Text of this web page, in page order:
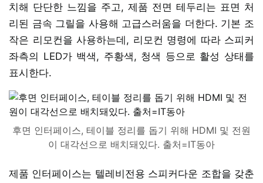
치해 단단한 느낌을 주고, 제품 전면 테두리는 표면 처
리된 금속 그릴을 사용해 고급스러움을 더한다. 기본 조
작은 리모컨을 사용하는데, 리모컨 명령에 따라 스피커
좌측의 LED가 백색, 주황색, 청색 등으로 활성 상태를
표시한다.
후면 인터페이스, 테이블 정리를 돕기 위해 HDMI 및 전원
이 대각선으로 배치돼있다. 출처=IT동아
제품 인터페이스는 텔레비전용 스피커다운 조합을 갖춘